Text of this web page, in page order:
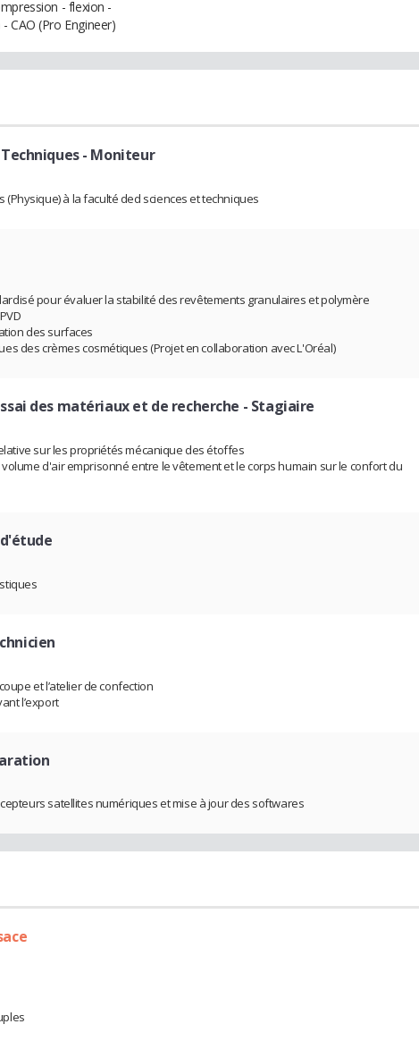
- flexion -
CAO (Pro Engineer)
- Moniteur
à la faculté ded sciences et techniques
pour évaluer la stabilité des revêtements granulaires et polymère
des surfaces
des crèmes cosmétiques (Projet en collaboration avec L'Oréal)
des matériaux et de recherche - Stagiaire
sur les propriétés mécanique des étoffes
d'air emprisonné entre le vêtement et le corps humain sur le confort du
et l’atelier de confection
l’export
satellites numériques et mise à jour des softwares